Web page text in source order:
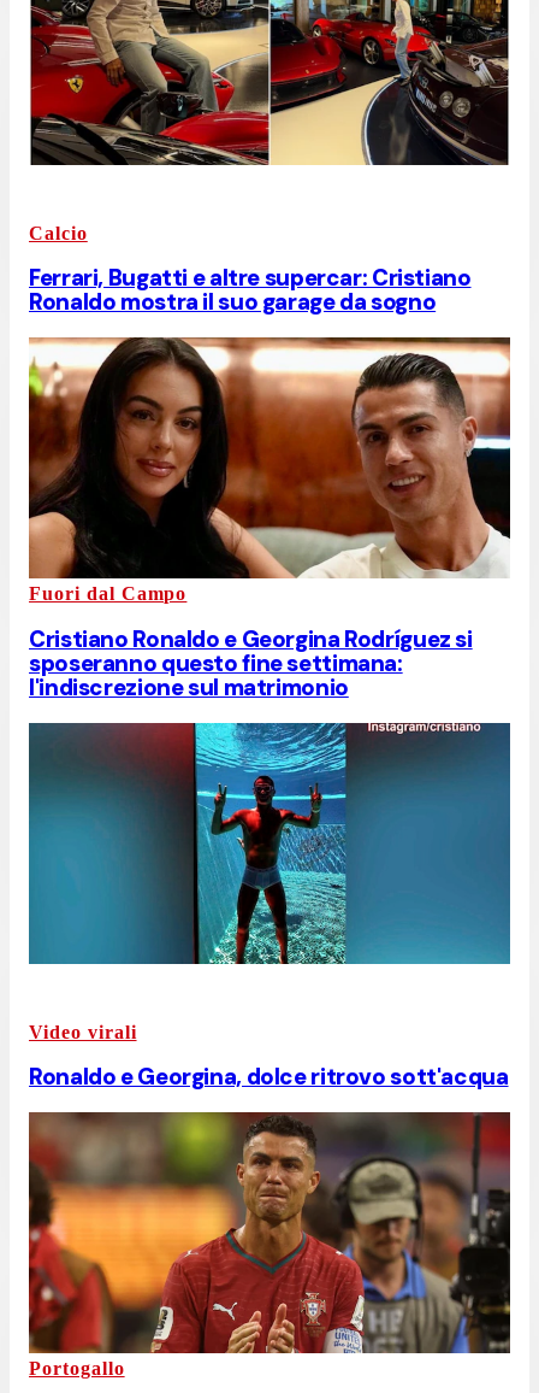
Calcio
Ferrari, Bugatti e altre supercar: Cristiano
Ronaldo mostra il suo garage da sogno
Fuori dal Campo
Cristiano Ronaldo e Georgina Rodríguez si
sposeranno questo fine settimana:
l'indiscrezione sul matrimonio
Video virali
Ronaldo e Georgina, dolce ritrovo sott'acqua
Portogallo